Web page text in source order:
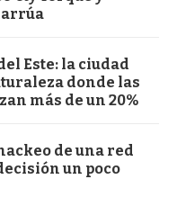
Este: la ciudad
donde las
más de un 20%
de una red
un poco